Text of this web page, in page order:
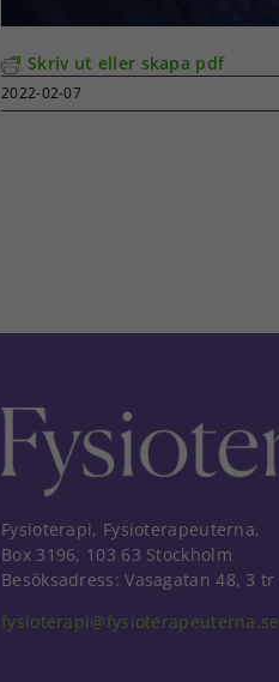
Skriv ut eller skapa pdf
2022-02-07
Fysioterapi, Fysioterapeuterna,
Box 3196, 103 63 Stockholm
Besöksadress: Vasagatan 48, 3 tr
fysioterapi@fysioterapeuterna.se